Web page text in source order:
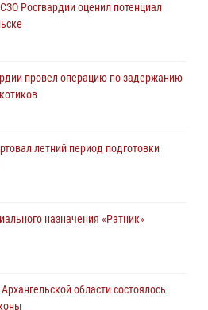
Росгвардии оценил потенциал
провел операцию по задержанию
летний период подготовки
назначения «Ратник»
области состоялось